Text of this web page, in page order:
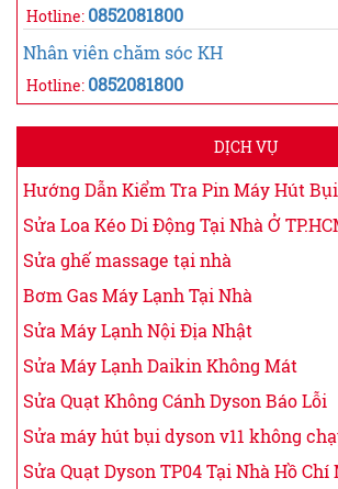
Hotline: 0852081800
Nhân viên chăm sóc KH
Hotline: 0852081800
DỊCH VỤ
Hướng Dẫn Kiểm Tra Pin Máy Hút
Sửa Loa Kéo Di Động Tại Nhà Ở
Sửa ghế massage tại nhà
Bơm Gas Máy Lạnh Tại Nhà
Sửa Máy Lạnh Nội Địa Nhật
Sửa Máy Lạnh Daikin Không Mát
Sửa Quạt Không Cánh Dyson Báo Lỗi
Sửa máy hút bụi dyson v11 không
Sửa Quạt Dyson TP04 Tại Nhà Hồ Chí